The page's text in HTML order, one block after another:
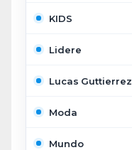
KIDS
Lidere
Lucas Guttierrez
Moda
Mundo